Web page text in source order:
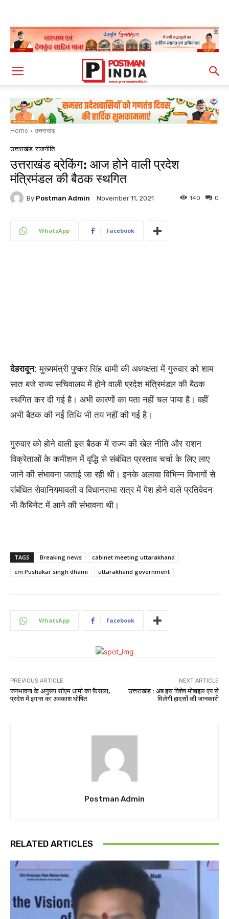
Home उत्तराखंड
उत्तराखंड राजनीति
उत्तराखंड ब्रेकिंग: आज होने वाली प्रदेश
मंत्रिमंडल की बैठक स्थगित
By Postman Admin November 11, 2021 0
140
WhatsApp Facebook
देहरादून: मुख्यमंत्री पुष्कर सिंह धामी की अध्यक्षता में गुरुवार को शाम
सात बजे राज्य सचिवालय में होने वाली प्रदेश मंत्रिमंडल की बैठक
स्थगित कर दी गई है। अभी कारणों का पता नहीं चल पाया है। वहीं
अभी बैठक की नई तिथि भी तय नहीं की गई है।
गुरुवार को होने वाली इस बैठक में राज्य की खेल नीति और राशन
विक्रेताओं के कमीशन में वृद्धि से संबंधित प्रस्ताव चर्चा के लिए लाए
जाने की संभावना जताई जा रही थी। इनके अलावा विभिन्न विभागों से
संबंधित सेवानियमावली व विधानसभा सत्र में पेश होने वाले प्रतिवेदन
भी कैबिनेट में आने की संभावना थी।
TAGS Breaking news
cabinet meeting uttarakhand
cm Pushakar singh dhami
uttarakhand government
WhatsApp Facebook
PREVIOUS ARTICLE
जनभावना के अनुरूप सीएम धामी का फ़ैसला,
प्रदेश में इगास का अवकाश घोषित
NEXT ARTICLE
उत्तराखंड : अब इस विशेष मोबाइल एप से
मिलेगी हादसों की जानकारी
Postman Admin
RELATED ARTICLES